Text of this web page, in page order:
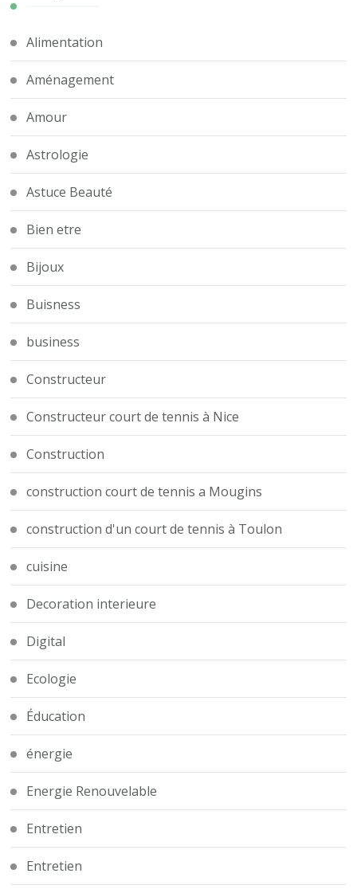
Alimentation
Aménagement
Amour
Astrologie
Astuce Beauté
Bien etre
Bijoux
Buisness
business
Constructeur
Constructeur court de tennis à Nice
Construction
construction court de tennis a Mougins
construction d'un court de tennis à Toulon
cuisine
Decoration interieure
Digital
Ecologie
Éducation
énergie
Energie Renouvelable
Entretien
Entretien